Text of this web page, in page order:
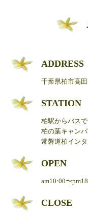
ADDRESS
千葉県柏市高
STATION
柏駅からバス
柏の葉キャン
常磐道柏イン
OPEN
am10:00〜
CLOSE